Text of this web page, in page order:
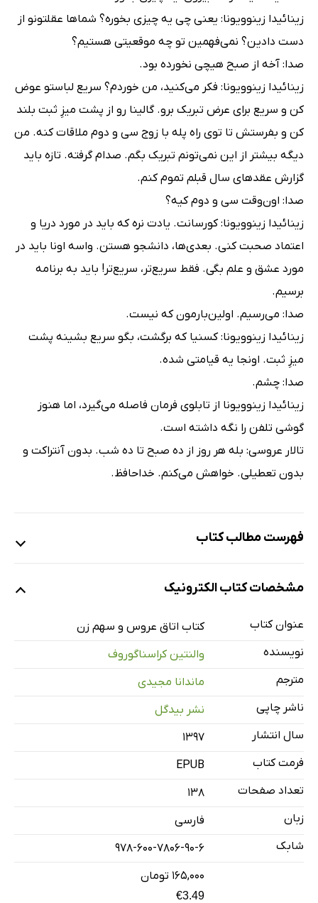
زینائیدا زینوویونا: یعنی چی یه چیزی بخوره؟ شماها عقلتونو از
دست دادین؟ نمی‌فهمین تو چه موقعیتی هستیم؟
صدا: آخه از صبح هیچی نخورده بود.
زینائیدا زینوویونا: فکر می‌کنید، من خوردم؟ سریع لباستو عوض
کن و سریع برای عرض تبریک برو. گالینا رو از پشت میزِ ثبت بلند
کن و بفرستش تا توی راه ‌پله با زوج سی ‌و‌ دوم ملاقات کنه. من
دیگه بیشتر از این نمی‌تونم تبریک بگم. صدام گرفته. تازه باید
گزارش عقدهای سال قبلم تموم کنم.
صدا: اون‌وقت سی ‌و‌ دوم کیه؟
زینائیدا زینوویونا: کورسانت. یادت نره که باید در مورد دریا و
اعتماد صحبت کنی. بعدی‌ها، دانشجو هستن. واسه اونا باید در
مورد عشق و علم بگی. فقط سریع‌تر، سریع‌تر! باید به برنامه
برسیم.
صدا: می‌رسیم. اولین‌بارمون که نیست.
زینائیدا زینوویونا: کسنیا که برگشت، بگو سریع بشینه پشت
میزِ ثبت. اونجا یه قیامتی شده.
صدا: چشم.
زینائیدا زینوویونا از تابلوی فرمان فاصله می‌گیرد، اما هنوز
گوشی تلفن را نگه داشته است.
تالار عروسی: بله هر روز از ده ‌صبح تا ده شب. بدون آنتراکت و
بدون تعطیلی. خواهش می‌کنم. خداحافظ.
فهرست مطالب کتاب
پردۀ دوم
یادداشت نویسنده بر چاپ کتاب در ایران
مشخصات کتاب الکترونیک
عنوان کتاب
کتاب اتاق عروس و سهم زن
نویسنده
والنتین کراسناگوروف
مترجم
ماندانا مجیدی
ناشر چاپی
نشر بیدگل
سال انتشار
۱۳۹۷
فرمت کتاب
EPUB
تعداد صفحات
138
زبان
فارسی
شابک
978-600-7806-90-6
۱۶۵,۰۰۰ تومان
€3.49